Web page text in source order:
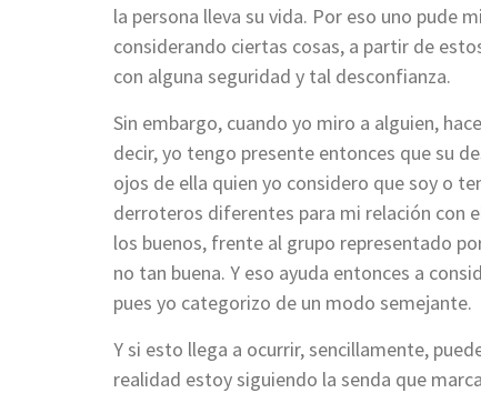
la persona lleva su vida. Por eso uno pude
considerando ciertas cosas, a partir de
con alguna seguridad y tal desconfianza.
Sin embargo, cuando yo miro a alguien,
decir, yo tengo presente entonces que su
ojos de ella quien yo considero que soy o
derroteros diferentes para mi relación con
los buenos, frente al grupo representado
no tan buena. Y eso ayuda entonces a
pues yo categorizo de un modo semejante.
Y si esto llega a ocurrir, sencillamente,
realidad estoy siguiendo la senda que